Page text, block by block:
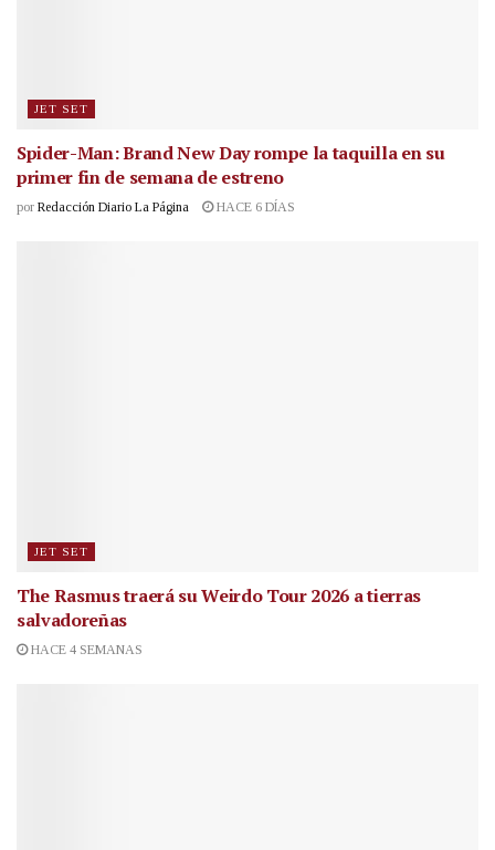
JET SET
Spider-Man: Brand New Day rompe la taquilla en su
primer fin de semana de estreno
por Redacción Diario La Página HACE 6 DÍAS
JET SET
The Rasmus traerá su Weirdo Tour 2026 a tierras
salvadoreñas
HACE 4 SEMANAS